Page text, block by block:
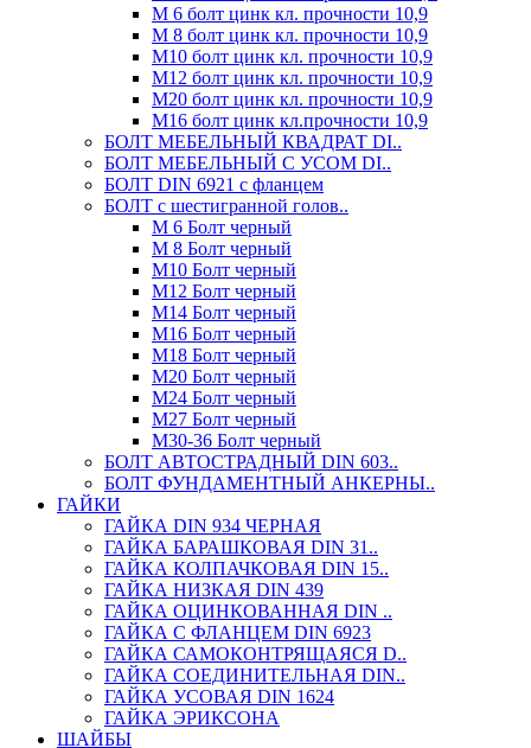
М 6 болт цинк кл. прочности 10,9
М 8 болт цинк кл. прочности 10,9
М10 болт цинк кл. прочности 10,9
М12 болт цинк кл. прочности 10,9
М20 болт цинк кл. прочности 10,9
М16 болт цинк кл.прочности 10,9
БОЛТ МЕБЕЛЬНЫЙ КВАДРАТ DI..
БОЛТ МЕБЕЛЬНЫЙ С УСОМ DI..
БОЛТ DIN 6921 c фланцем
БОЛТ с шестигранной голов..
М 6 Болт черный
М 8 Болт черный
М10 Болт черный
М12 Болт черный
М14 Болт черный
М16 Болт черный
М18 Болт черный
М20 Болт черный
М24 Болт черный
М27 Болт черный
М30-36 Болт черный
БОЛТ АВТОСТРАДНЫЙ DIN 603..
БОЛТ ФУНДАМЕНТНЫЙ АНКЕРНЫ..
ГАЙКИ
ГАЙКА DIN 934 ЧЕРНАЯ
ГАЙКА БАРАШКОВАЯ DIN 31..
ГАЙКА КОЛПАЧКОВАЯ DIN 15..
ГАЙКА НИЗКАЯ DIN 439
ГАЙКА ОЦИНКОВАННАЯ DIN ..
ГАЙКА С ФЛАНЦЕМ DIN 6923
ГАЙКА САМОКОНТРЯЩАЯСЯ D..
ГАЙКА СОЕДИНИТЕЛЬНАЯ DIN..
ГАЙКА УСОВАЯ DIN 1624
ГАЙКА ЭРИКСОНА
ШАЙБЫ